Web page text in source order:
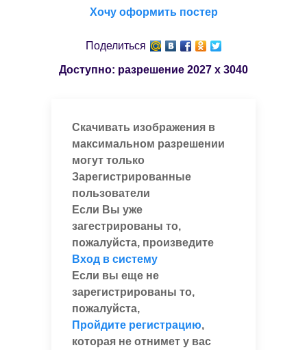
Хочу оформить постер
Поделиться
Доступно: разрешение 2027 x 3040
Скачивать изображения в
максимальном разрешении
могут только
Зарегистрированные
пользователи
Если Вы уже
загестрированы то,
пожалуйста, произведите
Вход в систему
Если вы еще не
зарегистрированы то,
пожалуйста,
Пройдите регистрацию,
которая не отнимет у вас